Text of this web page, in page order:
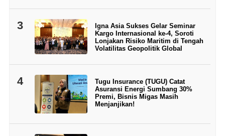
3
Igna Asia Sukses Gelar Seminar
Kargo Internasional ke-4, Soroti
Lonjakan Risiko Maritim di Tengah
Volatilitas Geopolitik Global
4
Tugu Insurance (TUGU) Catat
Asuransi Energi Sumbang 30%
Premi, Bisnis Migas Masih
Menjanjikan!